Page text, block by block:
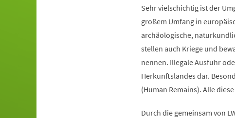
Sehr vielschichtig ist der
großem Umfang in
archäologische,
stellen auch Kriege und
nennen. Illegale Ausfuhr
Herkunftslandes dar.
(Human Remains). Alle
Durch die gemeinsam von